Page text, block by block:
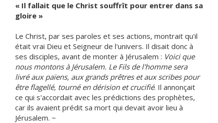
« Il fallait que le Christ souffrît pour entrer dans sa
gloire »
Le Christ, par ses paroles et ses actions, montrait qu'il
était vrai Dieu et Seigneur de l'univers. Il disait donc à
ses disciples, avant de monter à Jérusalem : Voici que
nous montons à Jérusalem. Le Fils de l'homme sera
livré aux païens, aux grands prêtres et aux scribes pour
être flagellé, tourné en dérision et crucifié. Il annonçait
ce qui s'accordait avec les prédictions des prophètes,
car ils avaient prédit sa mort qui devait avoir lieu à
Jérusalem. ~